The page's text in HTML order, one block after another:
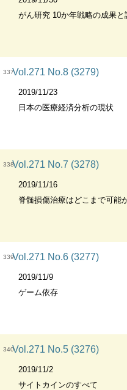
がん研究 10か年戦略の成果と
337Vol.271 No.8 (3279)
2019/11/23
日本の医療経済分析の現状
338Vol.271 No.7 (3278)
2019/11/16
脊髄損傷治療はどこまで可能
339Vol.271 No.6 (3277)
2019/11/9
ゲーム依存
340Vol.271 No.5 (3276)
2019/11/2
サイトカインのすべて